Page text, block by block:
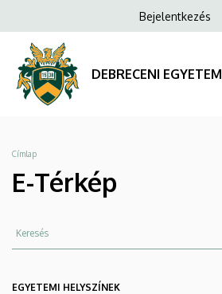
Térkép
DEBRECENI
EGYETEM
a
tartalomra
Anonim
menüje
Bejelentkezés
DEBRECENI EGYETEM
Morzsa
Címlap
E-Térkép
Keresés
EGYETEMI HELYSZÍNEK